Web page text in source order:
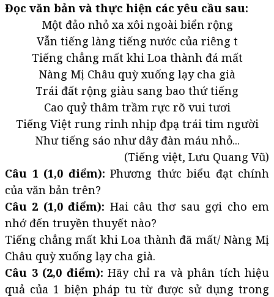
Đọc văn bản và thực hiện các yêu cầu sau:
Một đảo nhỏ xa xôi ngoài biển rộng
Vẫn tiếng làng tiếng nước của riêng t
Tiếng chẳng mất khi Loa thành đá mất
Nàng Mị Châu quỳ xuống lạy cha già
Trái đất rộng giàu sang bao thứ tiếng
Cao quỷ thâm trầm rực rõ vui tươi
Tiếng Việt rung rinh nhịp đpạ trái tim người
Như tiếng sáo như dây đàn máu nhỏ...
(Tiếng việt, Lưu Quang Vũ)
Câu 1 (1,0 điểm): Phương thức biểu đạt chính
của văn bản trên?
Câu 2 (1,0 điểm): Hai câu thơ sau gợi cho em
nhớ đến truyền thuyết nào?
Tiếng chẳng mất khi Loa thành đã mất/ Nàng Mị
Châu quỳ xuống lạy cha già.
Câu 3 (2,0 điểm): Hãy chỉ ra và phân tích hiệu
quả của 1 biện pháp tu từ được sử dụng trong